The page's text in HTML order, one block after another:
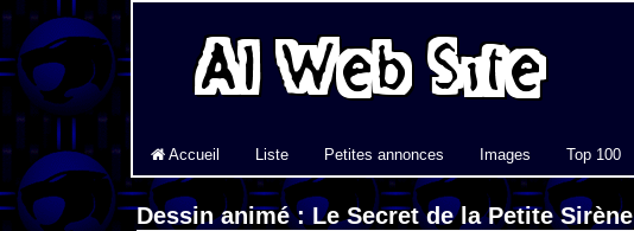
Accueil Liste Petites annonces Images Top 100
Dessin animé : Le Secret de la Petite Sirène